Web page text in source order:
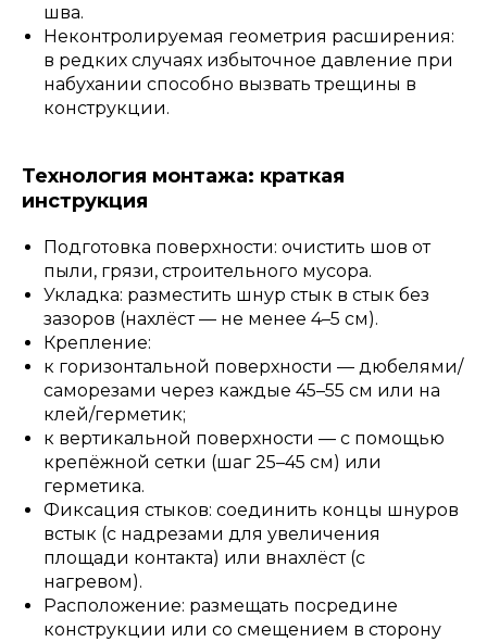
шва.
Неконтролируемая геометрия расширения:
в редких случаях избыточное давление при
набухании способно вызвать трещины в
конструкции.
Технология монтажа: краткая
инструкция
Подготовка поверхности: очистить шов от
пыли, грязи, строительного мусора.
Укладка: разместить шнур стык в стык без
зазоров (нахлёст — не менее 4–5 см).
Крепление:
к горизонтальной поверхности — дюбелями/
саморезами через каждые 45–55 см или на
клей/герметик;
к вертикальной поверхности — с помощью
крепёжной сетки (шаг 25–45 см) или
герметика.
Фиксация стыков: соединить концы шнуров
встык (с надрезами для увеличения
площади контакта) или внахлёст (с
нагревом).
Расположение: размещать посредине
конструкции или со смещением в сторону